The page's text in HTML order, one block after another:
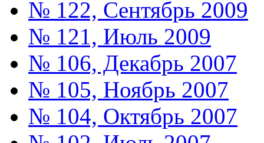
№ 122, Сентябрь 2009
№ 121, Июль 2009
№ 106, Декабрь 2007
№ 105, Ноябрь 2007
№ 104, Октябрь 2007